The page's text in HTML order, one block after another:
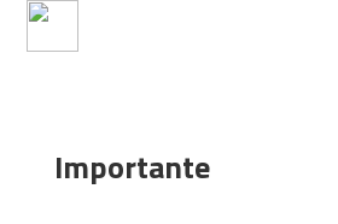
Importante